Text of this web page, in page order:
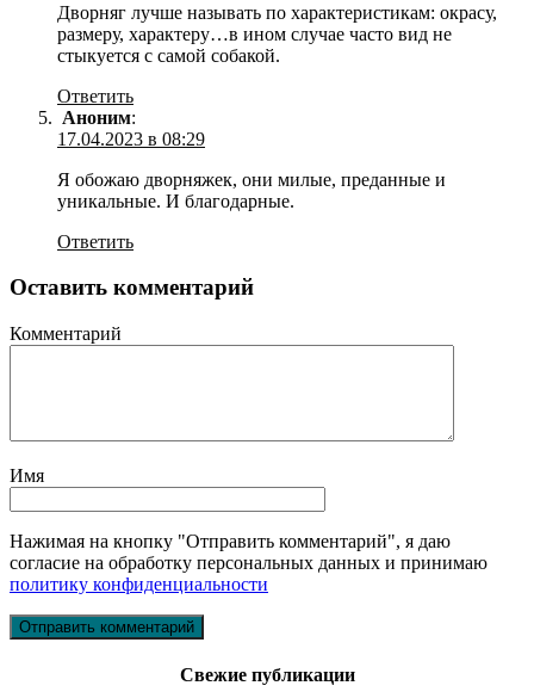
Дворняг лучше называть по характеристикам: окрасу,
размеру, характеру…в ином случае часто вид не
стыкуется с самой собакой.
Ответить
Аноним:
17.04.2023 в 08:29
Я обожаю дворняжек, они милые, преданные и
уникальные. И благодарные.
Ответить
Оставить комментарий
Комментарий
Имя
Нажимая на кнопку "Отправить комментарий", я даю
согласие на обработку персональных данных и принимаю
политику конфиденциальности
Свежие публикации